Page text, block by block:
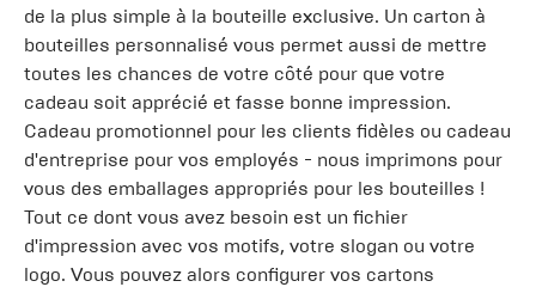
de la plus simple à la bouteille exclusive. Un carton à
bouteilles personnalisé vous permet aussi de mettre
toutes les chances de votre côté pour que votre
cadeau soit apprécié et fasse bonne impression.
Cadeau promotionnel pour les clients fidèles ou cadeau
d'entreprise pour vos employés - nous imprimons pour
vous des emballages appropriés pour les bouteilles !
Tout ce dont vous avez besoin est un fichier
d'impression avec vos motifs, votre slogan ou votre
logo. Vous pouvez alors configurer vos cartons